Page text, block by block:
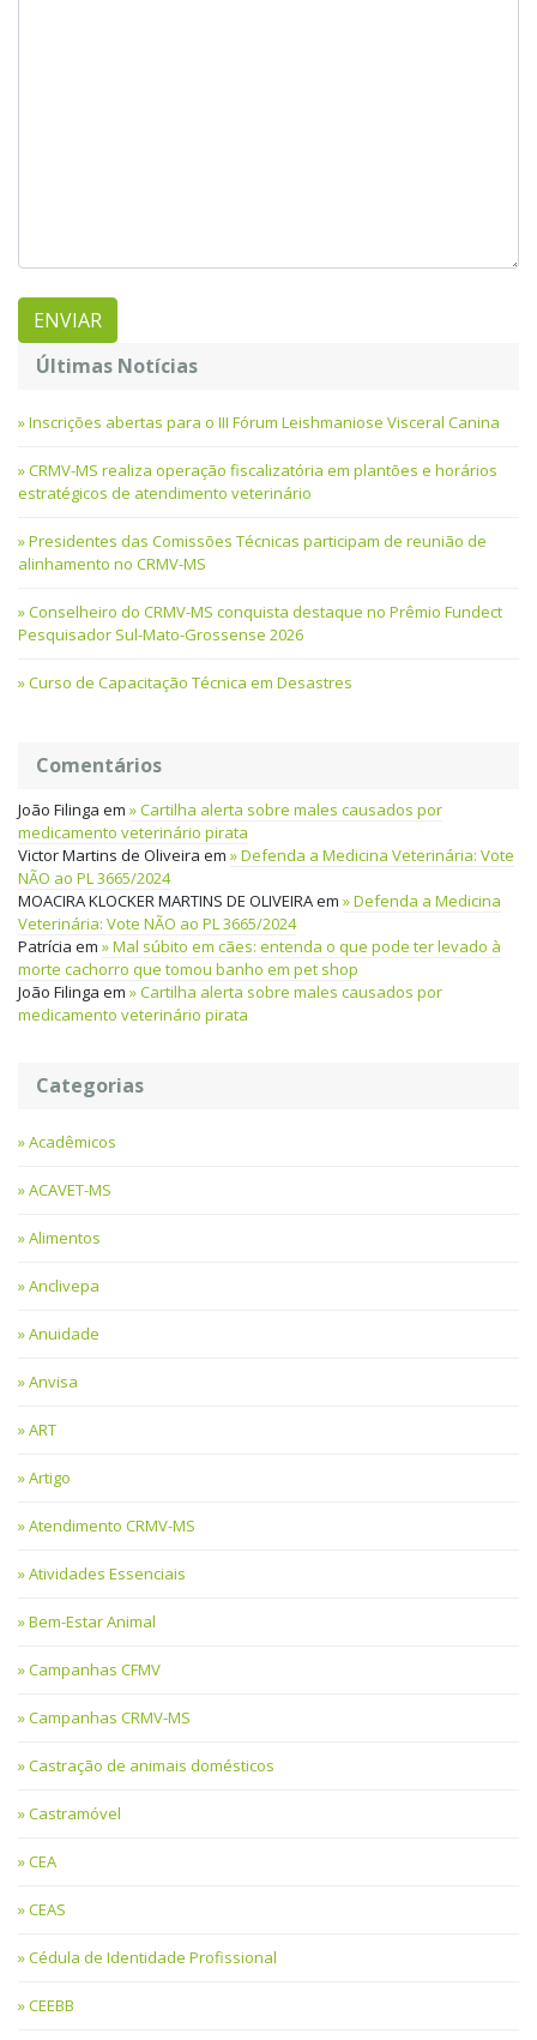
Últimas Notícias
Inscrições abertas para o III Fórum Leishmaniose Visceral Canina
CRMV-MS realiza operação fiscalizatória em plantões e horários
estratégicos de atendimento veterinário
Presidentes das Comissões Técnicas participam de reunião de
alinhamento no CRMV-MS
Conselheiro do CRMV-MS conquista destaque no Prêmio Fundect
Pesquisador Sul-Mato-Grossense 2026
Curso de Capacitação Técnica em Desastres
Comentários
João Filinga em
Cartilha alerta sobre males causados por
medicamento veterinário pirata
Victor Martins de Oliveira em
Defenda a Medicina Veterinária: Vote
NÃO ao PL 3665/2024
MOACIRA KLOCKER MARTINS DE OLIVEIRAem
Defenda a Medicina
Veterinária: Vote NÃO ao PL 3665/2024
Patrícia em
Mal súbito em cães: entenda o que pode ter levado à
morte cachorro que tomou banho em pet shop
João Filinga em
Cartilha alerta sobre males causados por
medicamento veterinário pirata
Categorias
Acadêmicos
ACAVET-MS
Alimentos
Anclivepa
Anuidade
Anvisa
ART
Artigo
Atendimento CRMV-MS
Atividades Essenciais
Bem-Estar Animal
Campanhas CFMV
Campanhas CRMV-MS
Castração de animais domésticos
Castramóvel
CEA
CEAS
Cédula de Identidade Profissional
CEEBB